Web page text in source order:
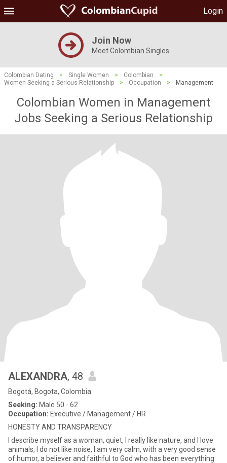
Login
Join Now
Meet Colombian Singles
Colombian Dating > Single Women > Colombian
>
Women Seeking a Serious Relationship
> Occupation > Management
Colombian Women in Management
Jobs Seeking a Serious Relationship
ALEXANDRA, 48
Bogotá, Bogota, Colombia
Seeking: Male 50 - 62
Occupation: Executive / Management / HR
HONESTY AND TRANSPARENCY
I describe myself as a woman, quiet, I really like nature, and I love
animals, I do not like noise, I am very calm, with a very good sense
of humor, a believer and faithful to God who has been everything